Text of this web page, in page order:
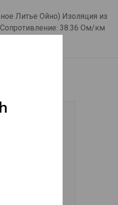
Литье Ойно) Изоляция из
38.36 Ом/км